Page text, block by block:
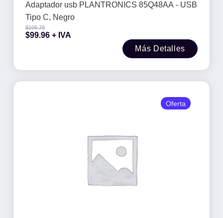
Adaptador usb PLANTRONICS 85Q48AA - USB
Tipo C, Negro
$106.78
$99.96 + IVA
Más Detalles
Oferta